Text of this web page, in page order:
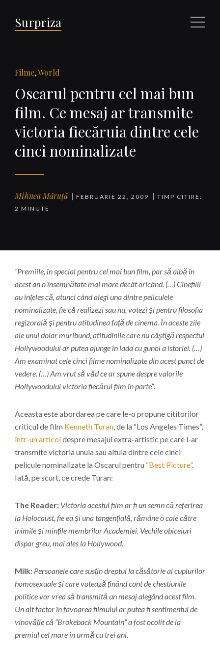
Surpriza Meniu
Filme,World
Oscarul pentru cel mai bun
film. Ce mesaj ar transmite
victoria fiecăruia dintre cele
cinci nominalizate
Mihnea Măruță FEBRUARIE 22, 2009
TIMP CITIRE:
2 MINUTE
“Premiile, în special pentru cel mai bun film, par să aibă în
acest an o însemnătate mai mare decât oricând. (…) Cinefilii
au înţeles că, atunci când alegi una dintre peliculele
nominalizate, fie că realizezi sau nu, votezi și pentru filosofia
regizorală şi pentru atitudinea faţă de cinema. În aceste zile
ale unui dolar muribund, atitudinile care nu câştigă respectul
Hollywoodului ar putea ajunge în lada cu gunoi a istoriei. (…)
Am examinat cele cinci filme nominalizate din acest punct de
vedere. (…) Am vrut să văd ce ar spune despre valorile
Hollywoodului victoria fiecărui film în parte”.
Aceasta este abordarea pe care le-o propune cititorilor
criticul de film Kenneth Turan, de la “Los Angeles Times”,
într-un articoldespre mesajul extra-artistic pe care l-ar
transmite victoria unuia sau altuia dintre cele cinci
pelicule nominalizate la Oscarul pentru “Best Picture”.
Iată, pe scurt, ce crede Turan:
The Reader: Victoria acestui film ar fi un semn că referirea
la Holocaust, fie ea şi una tangenţială, rămâne o cale către
inimile şi minţile membrilor Academiei. Vechile obiceiuri
dispar greu, mai ales la Hollywood.
Milk: Persoanele care susţin dreptul la căsătorie al cuplurilor
homosexuale şi care votează ţinând cont de chestiunile
politice vor vrea să transmită un mesaj alegând acest film.
Un alt factor în favoarea filmului ar putea fi sentimentul de
vinovăţie că “Brokeback Mountain” a fost ocolit de la
premiul cel mare în urmă cu trei ani.